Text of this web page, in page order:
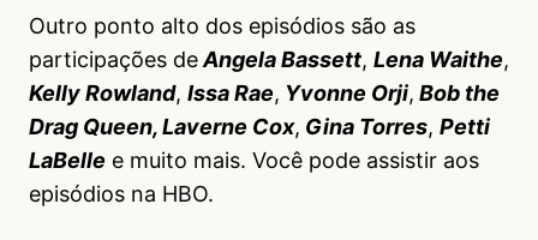
Outro ponto alto dos episódios são as
participações deAngela Bassett, Lena Waithe,
Kelly Rowland, Issa Rae, Yvonne Orji, Bob the
Drag Queen, Laverne Cox, Gina Torres, Petti
LaBelle e muito mais. Você pode assistir aos
episódios na HBO.